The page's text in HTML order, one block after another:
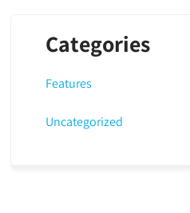
Categories
Features
Uncategorized